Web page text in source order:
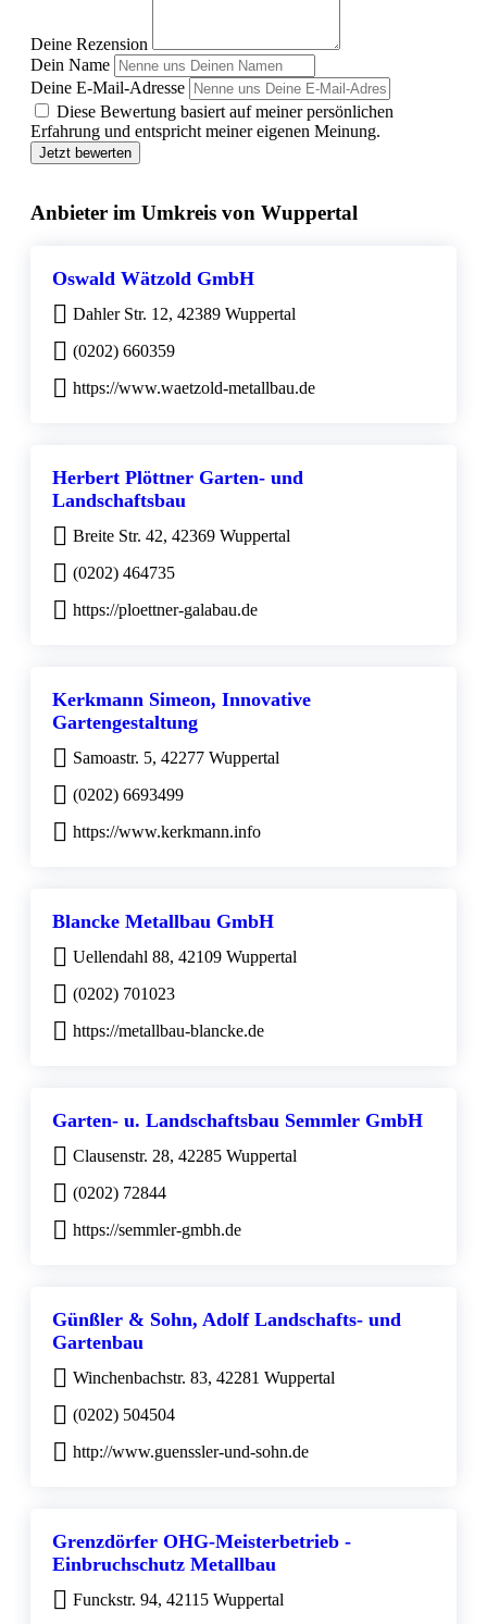
Deine Rezension
Dein Name
Deine E-Mail-Adresse
Diese Bewertung basiert auf meiner persönlichen
Erfahrung und entspricht meiner eigenen Meinung.
Jetzt bewerten
Anbieter im Umkreis von Wuppertal
Oswald Wätzold GmbH
Dahler Str. 12, 42389 Wuppertal
(0202) 660359
https://www.waetzold-metallbau.de
Herbert Plöttner Garten- und
Landschaftsbau
Breite Str. 42, 42369 Wuppertal
(0202) 464735
https://ploettner-galabau.de
Kerkmann Simeon, Innovative
Gartengestaltung
Samoastr. 5, 42277 Wuppertal
(0202) 6693499
https://www.kerkmann.info
Blancke Metallbau GmbH
Uellendahl 88, 42109 Wuppertal
(0202) 701023
https://metallbau-blancke.de
Garten- u. Landschaftsbau Semmler GmbH
Clausenstr. 28, 42285 Wuppertal
(0202) 72844
https://semmler-gmbh.de
Günßler & Sohn, Adolf Landschafts- und
Gartenbau
Winchenbachstr. 83, 42281 Wuppertal
(0202) 504504
http://www.guenssler-und-sohn.de
Grenzdörfer OHG-Meisterbetrieb -
Einbruchschutz Metallbau
Funckstr. 94, 42115 Wuppertal